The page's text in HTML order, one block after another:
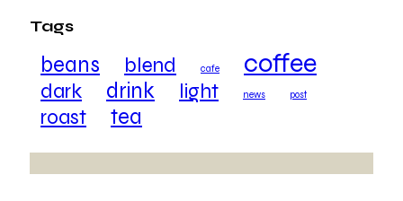
Tags
beans blend cafe coffee
dark drink light news post
roast tea